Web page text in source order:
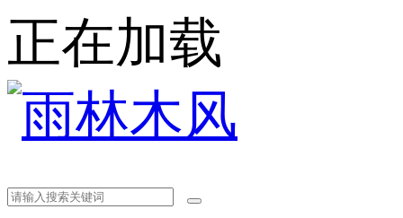
正在加载